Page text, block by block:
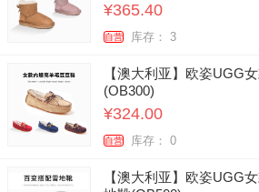
¥365.40
自营 库存： 3
【澳大利亚】欧姿UGG
(OB300)
¥324.00
自营 库存： 0
【澳大利亚】欧姿UGG